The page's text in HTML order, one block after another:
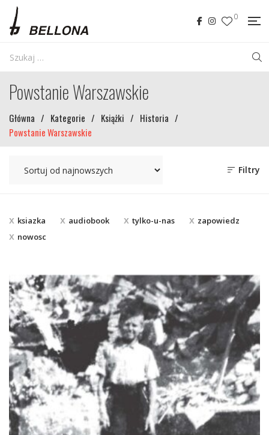
0
Powstanie Warszawskie
Główna / Kategorie / Książki / Historia /
Powstanie Warszawskie
Filtry
ksiazka audiobook tylko-u-nas
zapowiedz
nowosc